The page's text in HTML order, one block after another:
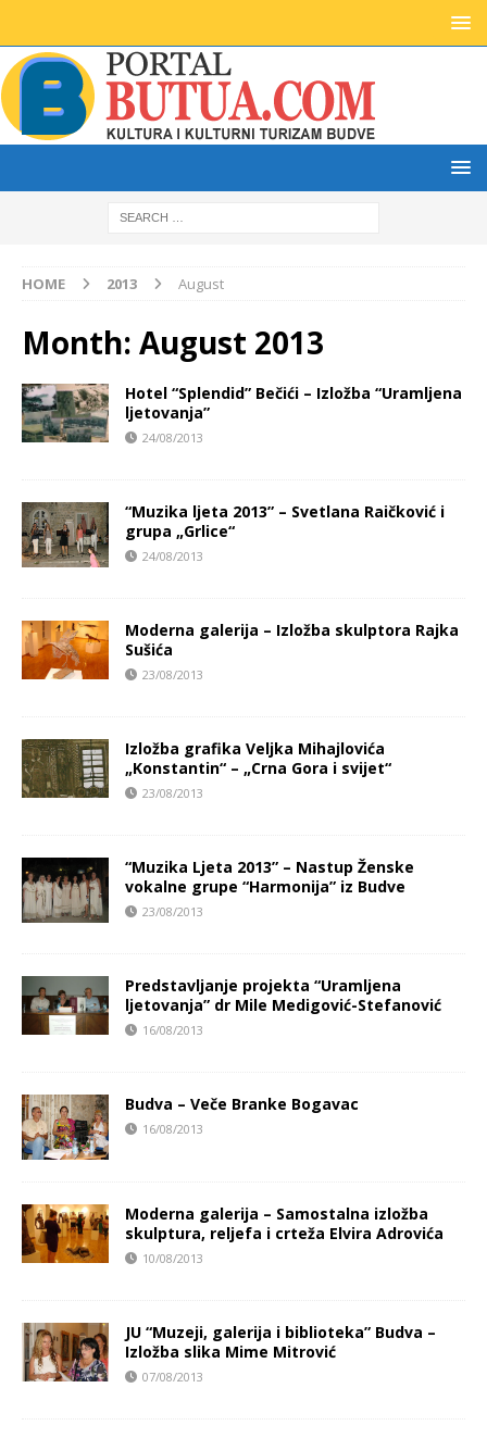
HOME 2013 August
Month: August 2013
Hotel “Splendid” Bečići – Izložba “Uramljena
ljetovanja”
24/08/2013
“Muzika ljeta 2013” – Svetlana Raičković i
grupa „Grlice“
24/08/2013
Moderna galerija – Izložba skulptora Rajka
Sušića
23/08/2013
Izložba grafika Veljka Mihajlovića
„Konstantin“ – „Crna Gora i svijet“
23/08/2013
“Muzika Ljeta 2013” – Nastup Ženske
vokalne grupe “Harmonija” iz Budve
23/08/2013
Predstavljanje projekta “Uramljena
ljetovanja” dr Mile Medigović-Stefanović
16/08/2013
Budva – Veče Branke Bogavac
16/08/2013
Moderna galerija – Samostalna izložba
skulptura, reljefa i crteža Elvira Adrovića
10/08/2013
JU “Muzeji, galerija i biblioteka” Budva –
Izložba slika Mime Mitrović
07/08/2013